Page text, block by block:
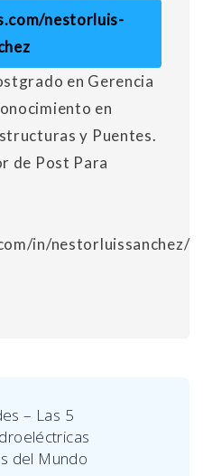
nestorluis-
en Gerencia
en
y Puentes.
de Post Para
in/nestorluissanchez/
– Las 5
del Mundo